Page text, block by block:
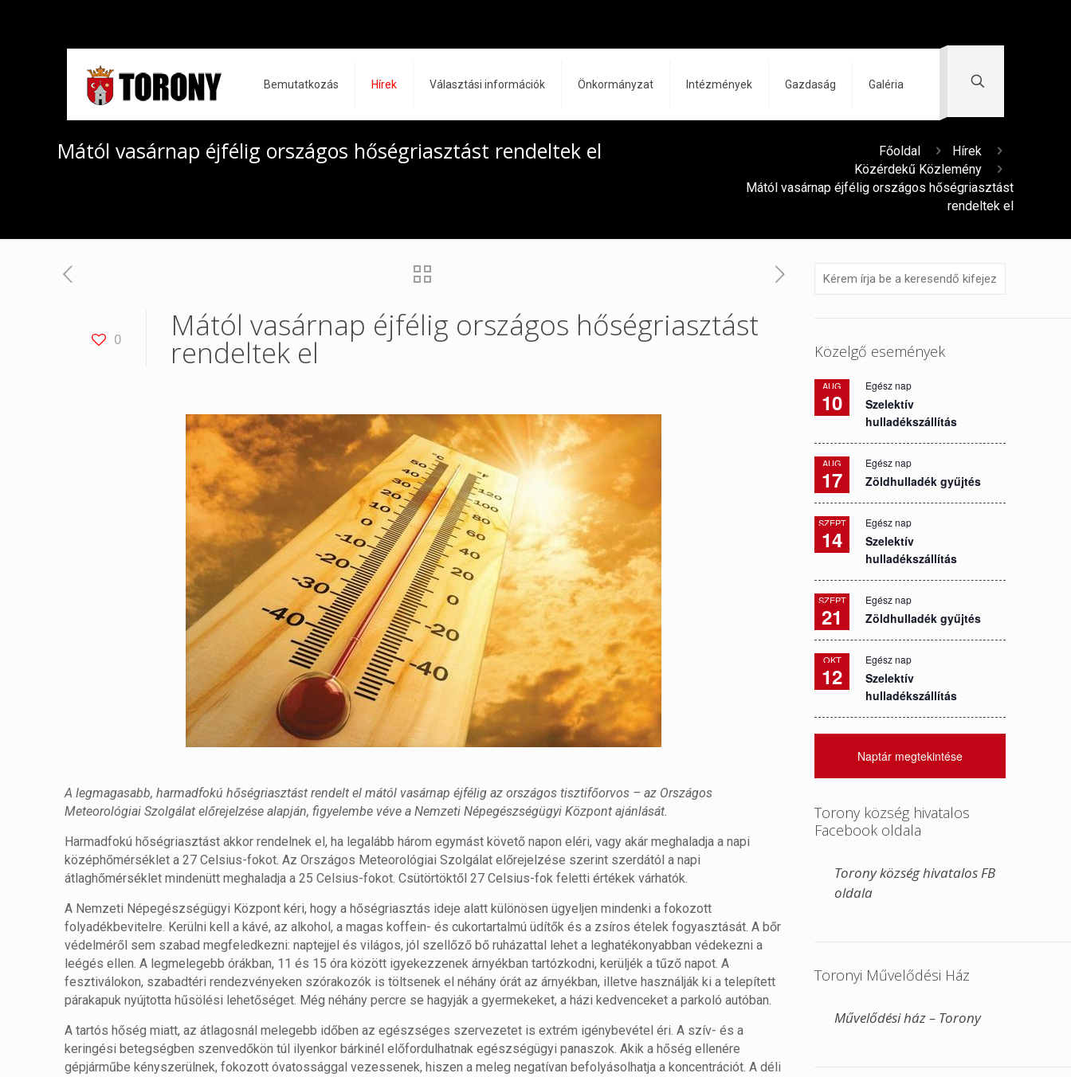
Bemutatkozás Hírek Választási információk Önkormányzat Intézmények Gazdaság Galéria
Mától vasárnap éjfélig országos hőségriasztást rendeltek el Főoldal
Hírek
Közérdekű Közlemény
Mától vasárnap éjfélig országos hőségriasztást
rendeltek el
0 Mától vasárnap éjfélig országos hőségriasztást
rendeltek el
A legmagasabb, harmadfokú hőségriasztást rendelt el mától vasárnap éjfélig az országos tisztifőorvos – az Országos
Meteorológiai Szolgálat előrejelzése alapján, figyelembe véve a Nemzeti Népegészségügyi Központ ajánlását.
Harmadfokú hőségriasztást akkor rendelnek el, ha legalább három egymást követő napon eléri, vagy akár meghaladja a napi
középhőmérséklet a 27 Celsius-fokot. Az Országos Meteorológiai Szolgálat előrejelzése szerint szerdától a napi
átlaghőmérséklet mindenütt meghaladja a 25 Celsius-fokot. Csütörtöktől 27 Celsius-fok feletti értékek várhatók.
A Nemzeti Népegészségügyi Központ kéri, hogy a hőségriasztás ideje alatt különösen ügyeljen mindenki a fokozott
folyadékbevitelre. Kerülni kell a kávé, az alkohol, a magas koffein- és cukortartalmú üdítők és a zsíros ételek fogyasztását. A bőr
védelméről sem szabad megfeledkezni: naptejjel és világos, jól szellőző bő ruházattal lehet a leghatékonyabban védekezni a
leégés ellen. A legmelegebb órákban, 11 és 15 óra között igyekezzenek árnyékban tartózkodni, kerüljék a tűző napot. A
fesztiválokon, szabadtéri rendezvényeken szórakozók is töltsenek el néhány órát az árnyékban, illetve használják ki a telepített
párakapuk nyújtotta hűsölési lehetőséget. Még néhány percre se hagyják a gyermekeket, a házi kedvenceket a parkoló autóban.
A tartós hőség miatt, az átlagosnál melegebb időben az egészséges szervezetet is extrém igénybevétel éri. A szív- és a
keringési betegségben szenvedőkön túl ilyenkor bárkinél előfordulhatnak egészségügyi panaszok. Akik a hőség ellenére
gépjárműbe kényszerülnek, fokozott óvatossággal vezessenek, hiszen a meleg negatívan befolyásolhatja a koncentrációt. A déli
Közelgő események
AUG
10
Egész nap
Szelektív
hulladékszállítás
AUG
17
Egész nap
Zöldhulladék gyűjtés
SZEPT
14
Egész nap
Szelektív
hulladékszállítás
SZEPT
21
Egész nap
Zöldhulladék gyűjtés
OKT
12
Egész nap
Szelektív
hulladékszállítás
Naptár megtekintése
Torony község hivatalos
Facebook oldala
Torony község hivatalos FB
oldala
Toronyi Művelődési Ház
Művelődési ház – Torony